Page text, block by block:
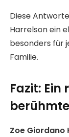
Diese
Harrelson ein
besonders für
Familie.
Fazit: Ein
Zoe Giordano